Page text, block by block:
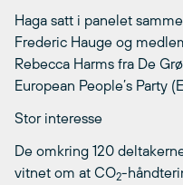
Haga satt i panelet
Frederic Hauge og
Rebecca Harms fra De
European People’s Party
Stor interesse
De omkring 120
vitnet om at CO2-